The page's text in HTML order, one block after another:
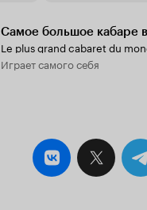
Самое большое кабаре
Le plus grand cabaret du
играет самого себя